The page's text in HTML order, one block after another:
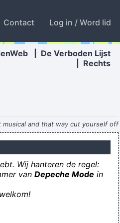
Contact Log in / Word lid
De Verboden Lijst
Rechts
and that way cut yourself off
deal of experience.~ John Cage
dan met goed weer aan het werk
Ik heb de gilles zien zitten in de bak.
Un eouf is enough!
Zêdde gån ziien? (ben je gaan kijken?)
er zit stront in de weg
Wij hanteren de regel:
van Depeche Mode in